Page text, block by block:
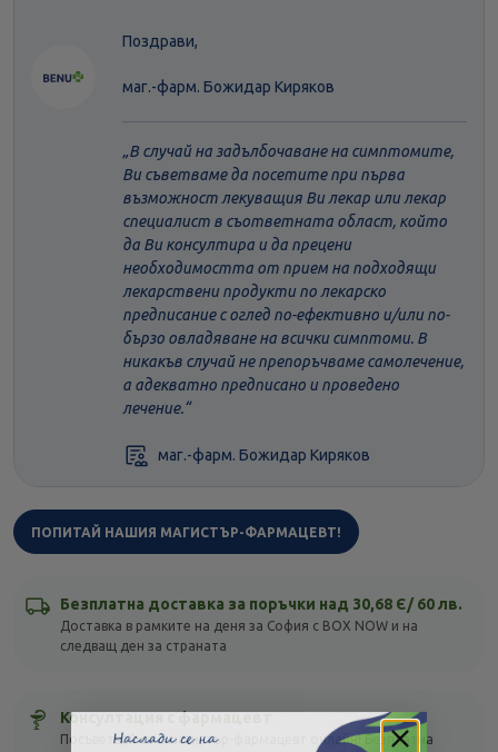
Поздрави,
маг.-фарм. Божидар Киряков
В случай на задълбочаване на симптомите,
Ви съветваме да посетите при първа
възможност лекуващия Ви лекар или лекар
специалист в съответната област, който
да Ви консултира и да прецени
необходимостта от прием на подходящи
лекарствени продукти по лекарско
предписание с оглед по-ефективно и/или по-
бързо овладяване на всички симптоми. В
никакъв случай не препоръчваме самолечение,
а адекватно предписано и проведено
лечение.
маг.-фарм. Божидар Киряков
ПОПИТАЙ НАШИЯ МАГИСТЪР-ФАРМАЦЕВТ!
Безплатна доставка за поръчки над 30,68 Є/ 60 лв.
Доставка в рамките на деня за София с BOX NOW и на
следващ ден за страната
Консултация с фармацевт
Посъветвай се с магистър-фармацевт онлайн! Безплатна